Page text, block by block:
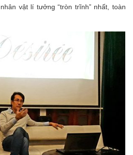
vật lí tưởng “tròn trĩnh” nhất, toàn